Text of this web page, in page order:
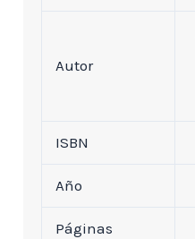
Autor
ISBN
Año
Páginas